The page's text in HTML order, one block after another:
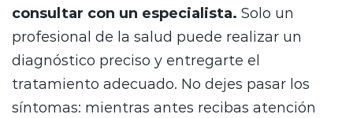
consultar con un especialista. Solo un
profesional de la salud puede realizar un
diagnóstico preciso y entregarte el
tratamiento adecuado. No dejes pasar los
síntomas: mientras antes recibas atención